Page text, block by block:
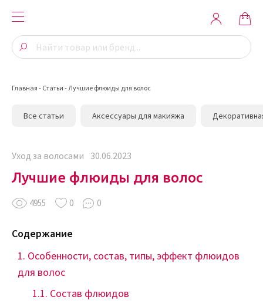
Главная - Статьи -Лучшие флюиды для волос
Все статьи Аксессуары для макияжа
Уход за волосами 30.06.2023
4955 0 0
Лучшие флюиды для волос
Содержание
Особенности, состав, типы, эффект флюидов
для волос
Состав флюидов